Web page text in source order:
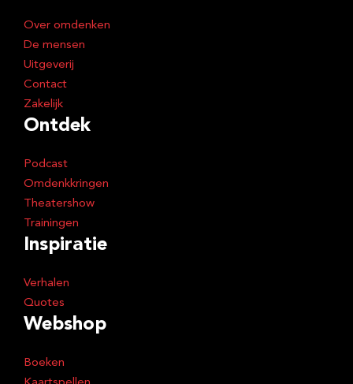
s
Over omdenken
De mensen
Uitgeverij
Contact
Zakelijk
Ontdek
Podcast
Omdenkkringen
Theatershow
Trainingen
Inspiratie
Verhalen
Quotes
Webshop
Boeken